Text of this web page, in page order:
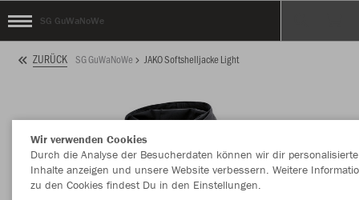
SG GuWaNoWe
ZURÜCK SG GuWaNoWe JAKO Softshelljacke Light
Wir verwenden Cookies
Durch die Analyse der Besucherdaten können wir dir personalisierte
Inhalte anzeigen und unsere Website verbessern. Weitere
zu den Cookies findest Du in den Einstellungen.